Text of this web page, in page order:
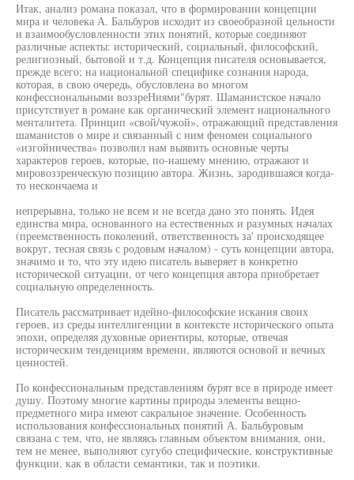
Итак, анализ романа показал, что в формировании концепции
мира и человека А. Бальбуров исходит из своеобразной цельности
и взаимообусловленности этих понятий, которые соединяют
различные аспекты: исторический, социальный, философский,
религиозный, бытовой и т.д. Концепция писателя основывается,
прежде всего; на национальной специфике сознания народа,
которая, в свою очередь, обусловлена во многом
конфессиональными воззреНиями"бурят. Шаманистское начало
присутствует в романе как органический элемент национального
менталитета. Принцип «свой/чужой», отражающий представления
шаманистов о мире и связанный с ним феномен социального
«изгойничества» позволил нам выявить основные черты
характеров героев, которые, по-нашему мнению, отражают и
мировоззренческую позицию автора. Жизнь, зародившаяся когда-
то нескончаема и
непрерывна, только не всем и не всегда дано это понять. Идея
единства мира, основанного на естественных и разумных началах
(преемственность поколений, ответственность за' происходящее
вокруг, тесная связь с родовым началом) - суть концепции автора,
значимо и то, что эту идею писатель выверяет в конкретно
исторической ситуации, от чего концепция автора приобретает
социальную определенность.
Писатель рассматривает идейно-философские искания своих
героев, из среды интеллигенции в контексте исторического опыта
эпохи, определяя духовные ориентиры, которые, отвечая
историческим тенденциям времени, являются основой и вечных
ценностей.
По конфессиональным представлениям бурят все в природе имеет
душу. Поэтому многие картины природы элементы вещно-
предметного мира имеют сакральное значение. Особенность
использования конфессиональных понятий А. Бальбуровым
связана с тем, что, не являясь главным объектом внимания, они,
тем не менее, выполняют сугубо специфические, конструктивные
функции, как в области семантики, так и поэтики.